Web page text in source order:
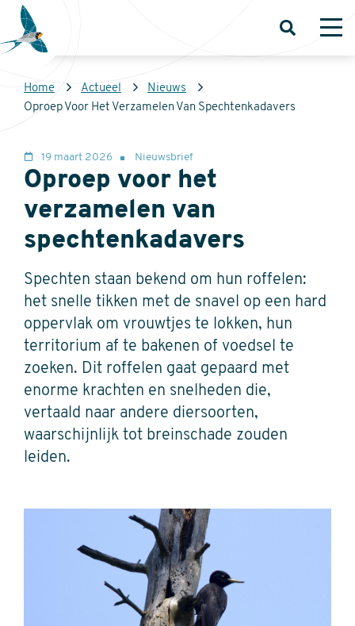
Overslaan
naar
inhoud
gaan
Sovon
Homepage
Open
Kruimelpad
Home Actueel
Nieuws
Oproep Voor Het Verzamelen Van Spechtenkadavers
Oproep voor het
verzamelen van
spechtenkadavers
19 maart 2026 Nieuwsbrief
Spechten staan bekend om hun roffelen:
het snelle tikken met de snavel op een hard
oppervlak om vrouwtjes te lokken, hun
territorium af te bakenen of voedsel te
zoeken. Dit roffelen gaat gepaard met
enorme krachten en snelheden die,
vertaald naar andere diersoorten,
waarschijnlijk tot breinschade zouden
leiden.